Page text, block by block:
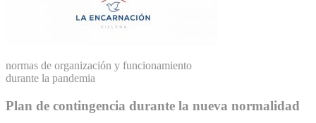
normas de organización y funcionamiento
durante la pandemia
Plan de contingencia durante la nueva normalidad